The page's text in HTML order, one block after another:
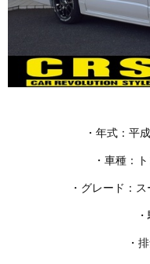
・年式：平
・車種：
・グレード：
・